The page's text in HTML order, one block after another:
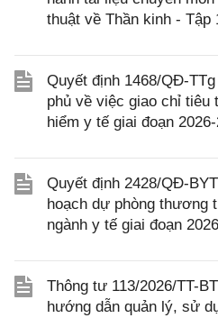
thuật về Thần kinh - Tập
Quyết định 1468/QĐ-
phủ về việc giao chỉ tiêu
hiểm y tế giai đoạn
Quyết định 2428/QĐ-
hoạch dự phòng thương
ngành y tế giai đoạn
Thông tư 113/2026/TT-
hướng dẫn quản lý, sử